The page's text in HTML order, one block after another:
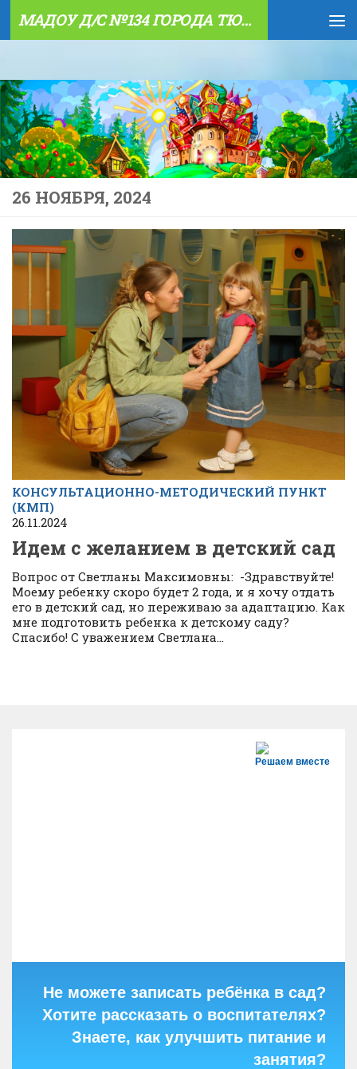
Skip to content МАДОУ Д/С №134 ГОРОДА ТЮМЕНИ
26 НОЯБРЯ, 2024
КОНСУЛЬТАЦИОННО-МЕТОДИЧЕСКИЙ ПУНКТ
(КМП)
26.11.2024
Идем с желанием в детский сад
Вопрос от Светланы Максимовны: -Здравствуйте!
Моему ребенку скоро будет 2 года, и я хочу отдать
его в детский сад, но переживаю за адаптацию. Как
мне подготовить ребенка к детскому саду?
Спасибо! С уважением Светлана...
Решаем вместе
Не можете записать ребёнка в сад?
Хотите рассказать о воспитателях?
Знаете, как улучшить питание и
занятия?